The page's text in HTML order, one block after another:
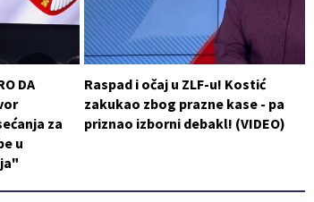
DA
za
u
Raspad i očaj u ZLF-u! Kostić
zakukao zbog prazne kase - pa
priznao izborni debakl! (VIDEO)